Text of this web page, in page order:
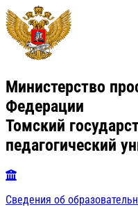
Министерство
Федерации
Томский
педагогический
Сведения об